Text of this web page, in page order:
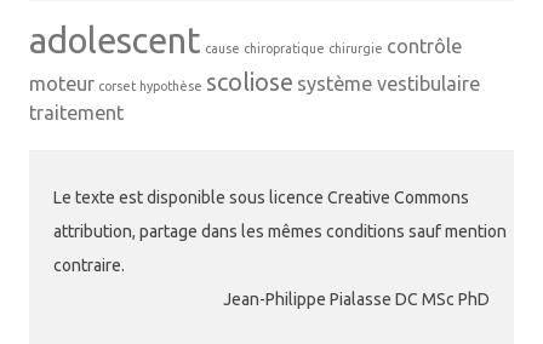
adolescent cause chiropratique chirurgie contrôle
moteur corset hypothèse scoliose système vestibulaire
traitement
Le texte est disponible sous licence Creative Commons
attribution, partage dans les mêmes conditions sauf mention
contraire.
Jean-Philippe Pialasse DC MSc PhD